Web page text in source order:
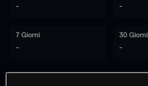
- -
7 Giorni
-
30 Giorni
-